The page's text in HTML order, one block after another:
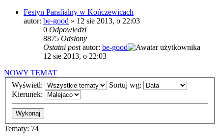
Festyn Parafialny w Kończewicach
autor: be-good » 12 sie 2013, o 22:03
0 Odpowiedzi
8875 Odsłony
Ostatni postautor: be-good
12 sie 2013, o 22:03
NOWY TEMAT
Wyświetl:
Sortuj wg:
Kierunek:
Tematy: 74